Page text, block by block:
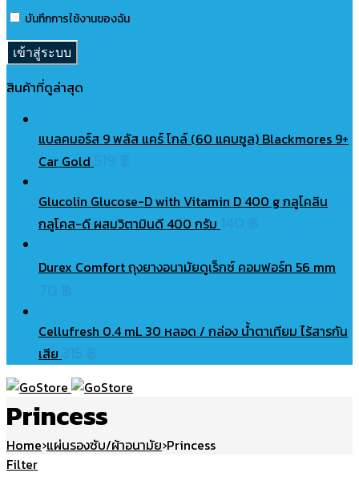
บันทึกการใช้งานของฉัน
สินค้าที่ดูล่าสุด
แบลคมอร์ส 9 พลัส แคร์ โกล์ (60 แคบซูล) Blackmores 9+
Car Gold
Glucolin Glucose-D with Vitamin D 400 g กลูโคลิน
กลูโคส-ดี ผสมวิตามินดี 400 กรัม
Durex Comfort ถุงยางอนามัยดูเร็กซ์ คอมฟอร์ท 56 mm
Cellufresh 0.4 mL 30 หลอด / กล่อง น้ำตาเทียม ไร้สารกัน
เสีย
Princess
Home›แผ่นรองซับ/ผ้าอนามัย›Princess
Filter